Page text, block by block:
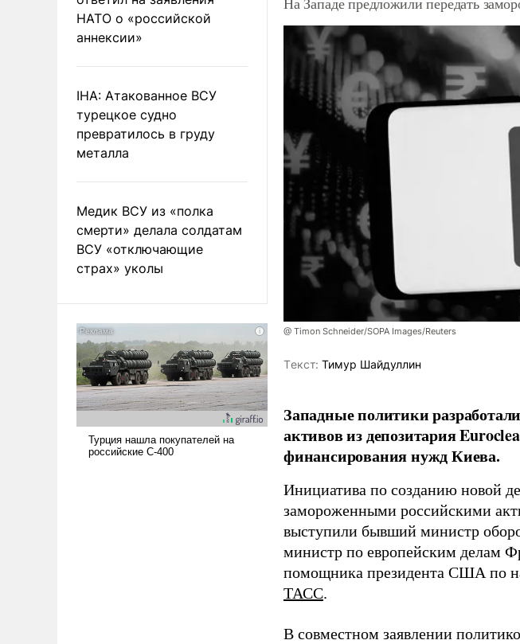
НАТО о «российской
аннексии»
IHA: Атакованное ВСУ
турецкое судно
превратилось в груду
металла
Медик ВСУ из «полка
смерти» делала солдатам
ВСУ «отключающие
страх» уколы
@ Timon Schneider/SOPA Images/Reuters
Tекст: Тимур Шайдуллин
Западные политики
активов из депозитария
финансирования нужд Киева.
Инициатива по созданию новой
замороженными российскими
выступили бывший министр
министр по европейским делам
помощника президента США по
ТАСС.
В совместном заявлении